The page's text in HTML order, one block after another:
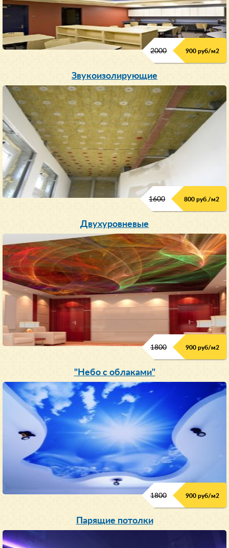
2000 900 руб/м2
Звукоизолирующие
1600 800 руб./м2
Двухуровневые
1800 900 руб/м2
"Небо с облаками"
1800 900 руб/м2
Парящие потолки